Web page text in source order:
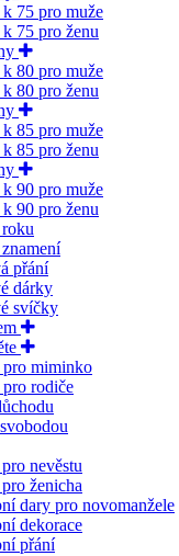
75 pro muže
75 pro ženu
80 pro muže
80 pro ženu
85 pro muže
85 pro ženu
90 pro muže
90 pro ženu
přání
dárky
svíčky
miminko
rodiče
nevěstu
ženicha
dary pro novomanžele
dekorace
přání